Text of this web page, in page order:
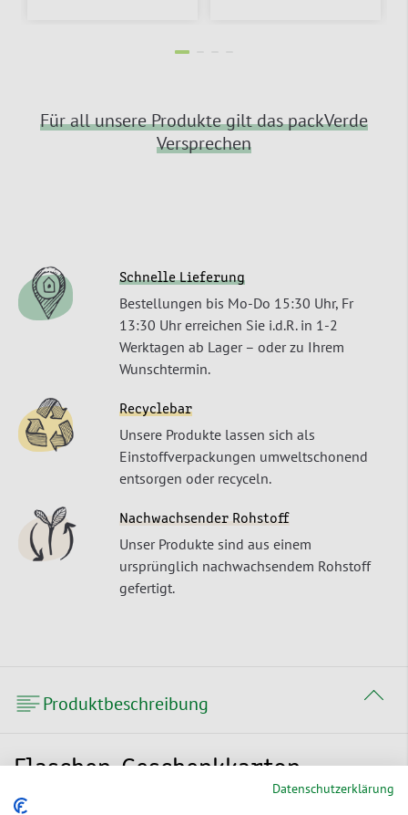
Für all unsere Produkte gilt das packVerde
Versprechen
Schnelle Lieferung
Bestellungen bis Mo-Do 15:30 Uhr, Fr
13:30 Uhr erreichen Sie i.d.R. in 1-2
Werktagen ab Lager – oder zu Ihrem
Wunschtermin.
Recyclebar
Unsere Produkte lassen sich als
Einstoffverpackungen umweltschonend
entsorgen oder recyceln.
Nachwachsender Rohstoff
Unser Produkte sind aus einem
ursprünglich nachwachsendem Rohstoff
gefertigt.
Produktbeschreibung
Flaschen-Geschenkkarton
MODERN ART
Datenschutzerklärung